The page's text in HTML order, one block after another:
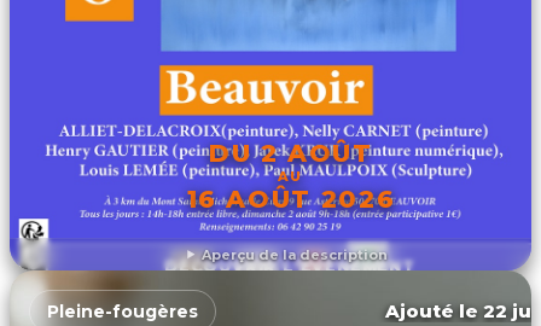
Aperçu de la description
DU 2 AOÛT
AU
16 AOÛT 2026
DÉCOUVRIR L'ÉVÉNEMENT
Pleine-fougères Ajouté le 22